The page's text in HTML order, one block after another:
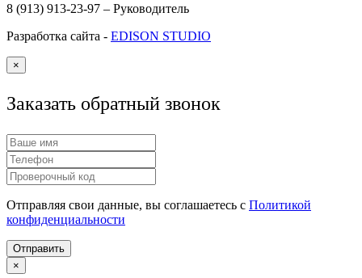
8 (913) 913-23-97 – Руководитель
Разработка сайта - EDISON STUDIO
×
Заказать обратный звонок
Отправляя свои данные, вы соглашаетесь с Политикой
конфиденциальности
Отправить
×